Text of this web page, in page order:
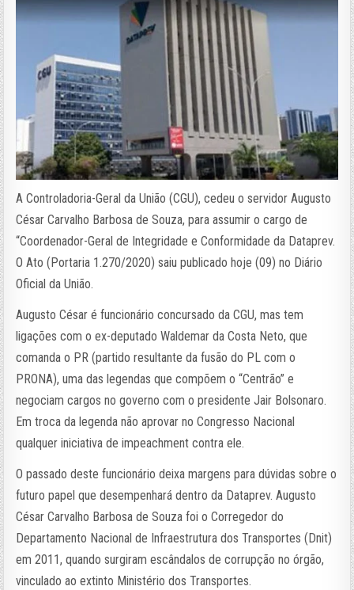
A Controladoria-Geral da União (CGU), cedeu o servidor Augusto
César Carvalho Barbosa de Souza, para assumir o cargo de
“Coordenador-Geral de Integridade e Conformidade da Dataprev.
O Ato (Portaria 1.270/2020) saiu publicado hoje (09) no Diário
Oficial da União.
Augusto César é funcionário concursado da CGU, mas tem
ligações com o ex-deputado Waldemar da Costa Neto, que
comanda o PR (partido resultante da fusão do PL com o
PRONA), uma das legendas que compõem o “Centrão” e
negociam cargos no governo com o presidente Jair Bolsonaro.
Em troca da legenda não aprovar no Congresso Nacional
qualquer iniciativa de impeachment contra ele.
O passado deste funcionário deixa margens para dúvidas sobre o
futuro papel que desempenhará dentro da Dataprev. Augusto
César Carvalho Barbosa de Souza foi o Corregedor do
Departamento Nacional de Infraestrutura dos Transportes (Dnit)
em 2011, quando surgiram escândalos de corrupção no órgão,
vinculado ao extinto Ministério dos Transportes.